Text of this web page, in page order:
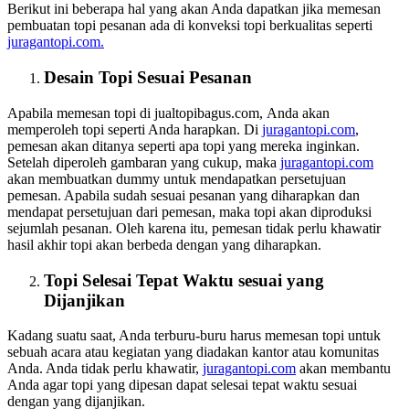
Berikut ini beberapa hal yang akan Anda dapatkan jika memesan
pembuatan topi pesanan ada di konveksi topi berkualitas seperti
juragantopi.com.
Desain Topi Sesuai Pesanan
Apabila memesan topi di jualtopibagus.com, Anda akan
memperoleh topi seperti Anda harapkan. Di juragantopi.com,
pemesan akan ditanya seperti apa topi yang mereka inginkan.
Setelah diperoleh gambaran yang cukup, maka juragantopi.com
akan membuatkan dummy untuk mendapatkan persetujuan
pemesan. Apabila sudah sesuai pesanan yang diharapkan dan
mendapat persetujuan dari pemesan, maka topi akan diproduksi
sejumlah pesanan. Oleh karena itu, pemesan tidak perlu khawatir
hasil akhir topi akan berbeda dengan yang diharapkan.
Topi Selesai Tepat Waktu sesuai yang
Dijanjikan
Kadang suatu saat, Anda terburu-buru harus memesan topi untuk
sebuah acara atau kegiatan yang diadakan kantor atau komunitas
Anda. Anda tidak perlu khawatir, juragantopi.com akan membantu
Anda agar topi yang dipesan dapat selesai tepat waktu sesuai
dengan yang dijanjikan.